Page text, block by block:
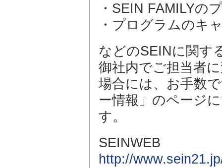
・SEIN FAMILYの
・プログラムのキ
などのSEINに関す
御社内でご担当者
場合には、お手数
ー情報」のページ
す。
SEINWEB
http://